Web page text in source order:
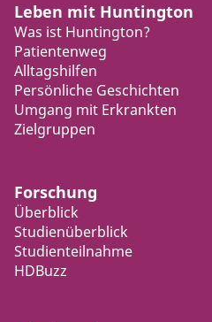
Leben mit Huntington
Was ist Huntington?
Patientenweg
Alltagshilfen
Persönliche Geschichten
Umgang mit Erkrankten
Zielgruppen
Forschung
Überblick
Studienüberblick
Studienteilnahme
HDBuzz